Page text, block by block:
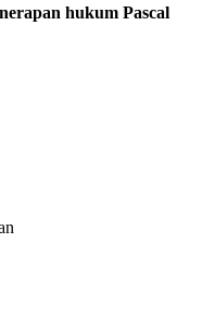
hukum Pascal